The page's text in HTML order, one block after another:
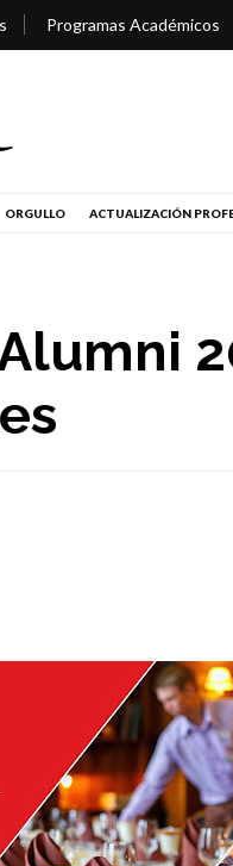
Programas Académicos
ORGULLO ACTUALIZACIÓN